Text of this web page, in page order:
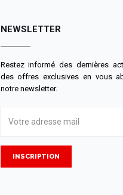
NEWSLETTER
Restez informé des dernières
des offres exclusives en vous
notre newsletter.
INSCRIPTION